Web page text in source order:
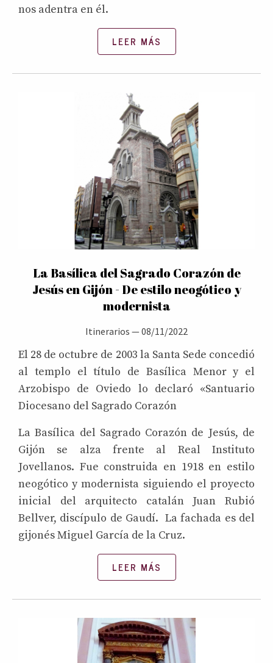
nos adentra en él.
LEER MÁS
La Basílica del Sagrado Corazón de
Jesús en Gijón - De estilo neogótico y
modernista
Itinerarios —08/11/2022
El 28 de octubre de 2003 la Santa Sede concedió
al templo el título de Basílica Menor y el
Arzobispo de Oviedo lo declaró «Santuario
Diocesano del Sagrado Corazón
La Basílica del Sagrado Corazón de Jesús, de
Gijón se alza frente al Real Instituto
Jovellanos. Fue construida en 1918 en estilo
neogótico y modernista siguiendo el proyecto
inicial del arquitecto catalán Juan Rubió
Bellver, discípulo de Gaudí. La fachada es del
gijonés Miguel García de la Cruz.
LEER MÁS